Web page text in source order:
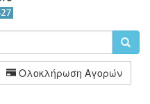
Ολοκλήρωση Αγορών